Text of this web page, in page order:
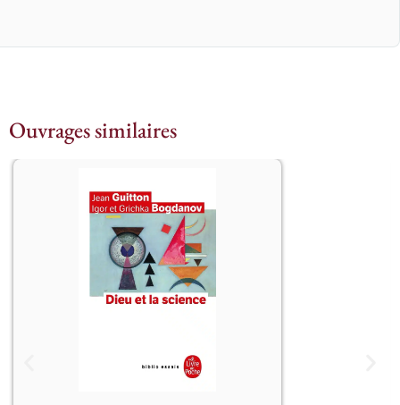
Ouvrages similaires
									A-t-
on le droit de penser ensemble Dieu
et la science ? De dépasser le conflit
entre le croyant – pour qui Dieu n’est
ni démontrable, ni calculable – et le
savant – pour qui Dieu n’est même
pas une hypothèse de travail ?
d’une évidence : la science pose des
questions qui, jusqu’à une date